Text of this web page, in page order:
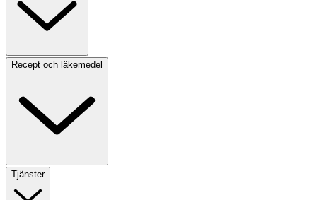
Recept och läkemedel
Tjänster